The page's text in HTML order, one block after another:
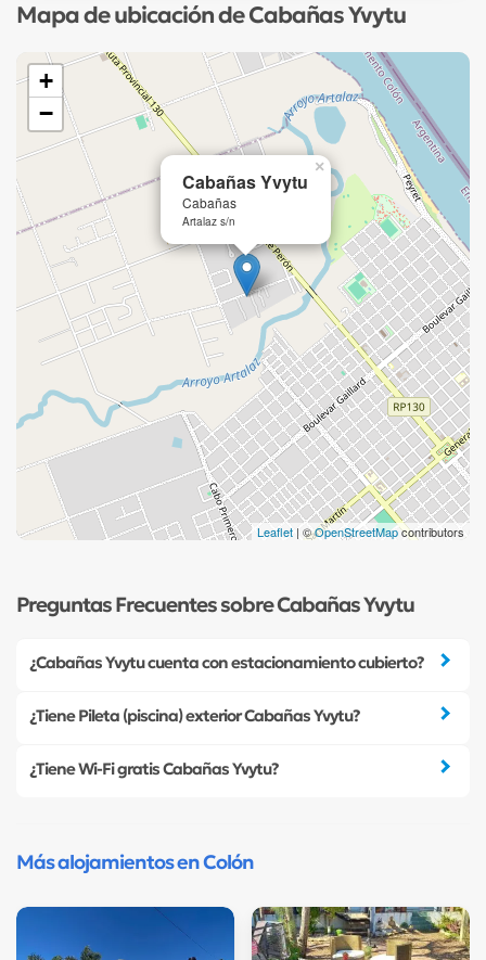
Mapa de ubicación de Cabañas Yvytu
Cabañas Yvytu
Cabañas
Artalaz s/n
×
+
−
Leaflet | ©OpenStreetMapcontributors
Preguntas Frecuentes sobre Cabañas Yvytu
¿Cabañas Yvytu cuenta con estacionamiento cubierto?
¿Tiene Pileta (piscina) exterior Cabañas Yvytu?
¿Tiene Wi-Fi gratis Cabañas Yvytu?
Más alojamientos en Colón